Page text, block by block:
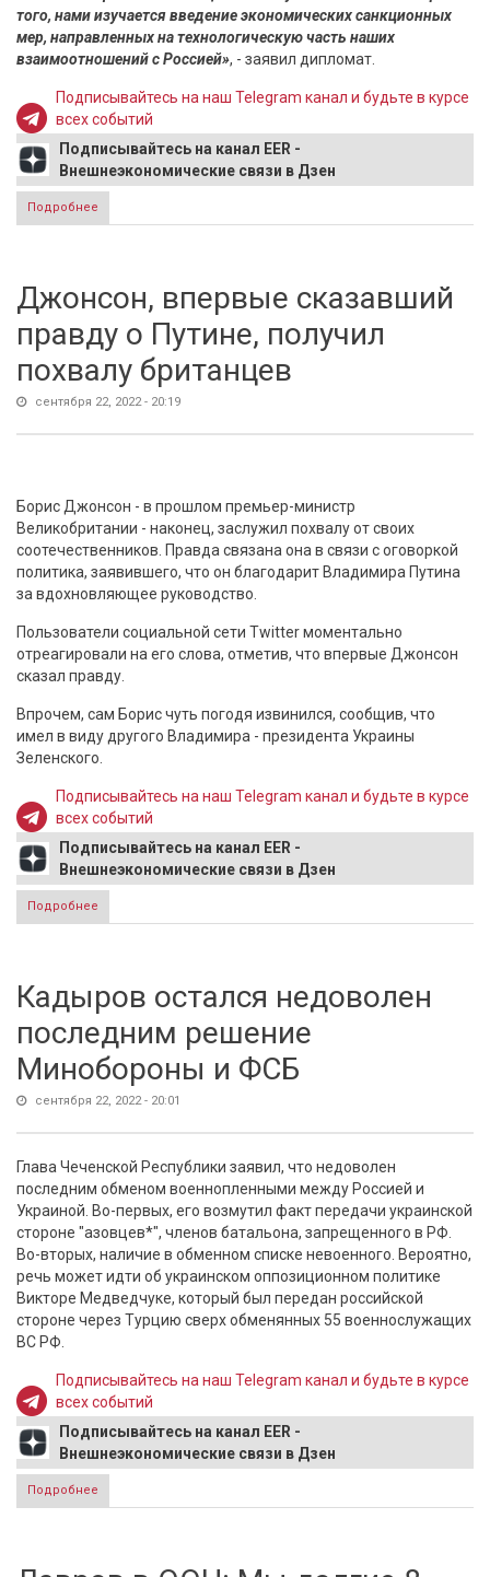
того, нами изучается введение экономических санкционных
мер, направленных на технологическую часть наших
взаимоотношений с Россией», - заявил дипломат.
Подписывайтесь на наш Telegram канал и будьте в курсе
всех событий
Подписывайтесь на канал EER -
Внешнеэкономические связи в Дзен
Подробнее
частичной мобилизации
Джонсон, впервые сказавший
правду о Путине, получил
похвалу британцев
сентября 22, 2022 - 20:19
Борис Джонсон - в прошлом премьер-министр
Великобритании - наконец, заслужил похвалу от своих
соотечественников. Правда связана она в связи с оговоркой
политика, заявившего, что он благодарит Владимира Путина
за вдохновляющее руководство.
Пользователи социальной сети Twitter моментально
отреагировали на его слова, отметив, что впервые Джонсон
сказал правду.
Впрочем, сам Борис чуть погодя извинился, сообщив, что
имел в виду другого Владимира - президента Украины
Зеленского.
Подписывайтесь на наш Telegram канал и будьте в курсе
всех событий
Подписывайтесь на канал EER -
Внешнеэкономические связи в Дзен
Подробнее
похвалу британцев
Кадыров остался недоволен
последним решение
Минобороны и ФСБ
сентября 22, 2022 - 20:01
Глава Чеченской Республики заявил, что недоволен
последним обменом военнопленными между Россией и
Украиной. Во-первых, его возмутил факт передачи украинской
стороне "азовцев*", членов батальона, запрещенного в РФ.
Во-вторых, наличие в обменном списке невоенного. Вероятно,
речь может идти об украинском оппозиционном политике
Викторе Медведчуке, который был передан российской
стороне через Турцию сверх обменянных 55 военнослужащих
ВС РФ.
Подписывайтесь на наш Telegram канал и будьте в курсе
всех событий
Подписывайтесь на канал EER -
Внешнеэкономические связи в Дзен
Подробнее
Минобороны и ФСБ